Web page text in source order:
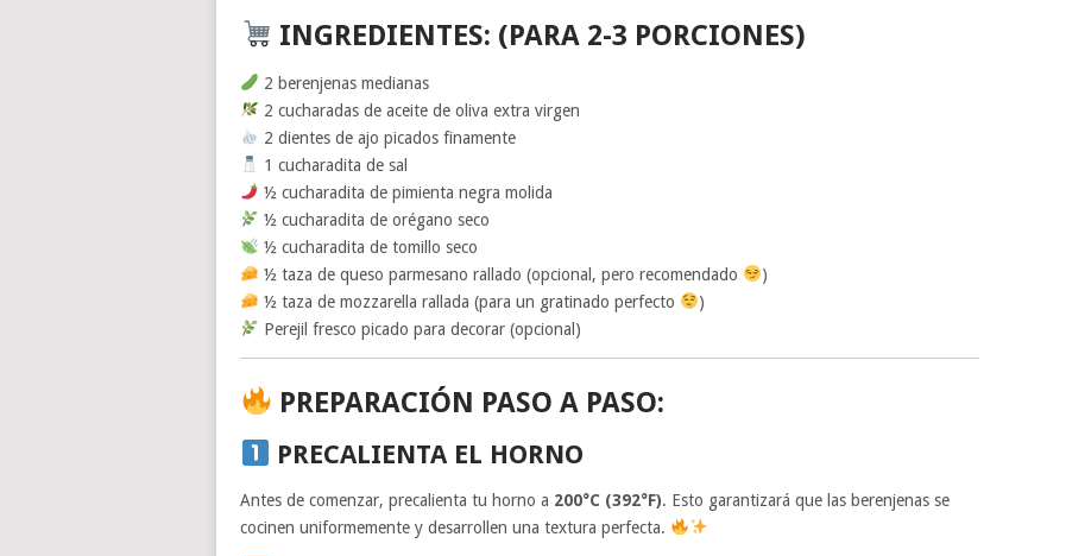
INGREDIENTES: (PARA 2-3 PORCIONES)
2 berenjenas medianas
2 cucharadas de aceite de oliva extra virgen
2 dientes de ajo picados finamente
1 cucharadita de sal
½ cucharadita de pimienta negra molida
½ cucharadita de orégano seco
½ cucharadita de tomillo seco
½ taza de queso parmesano rallado (opcional, pero recomendado
)
½ taza de mozzarella rallada (para un gratinado perfecto
)
Perejil fresco picado para decorar (opcional)
PREPARACIÓN PASO A PASO:
PRECALIENTA EL HORNO
Antes de comenzar, precalienta tu horno a 200°C (392°F). Esto garantizará que las berenjenas se
cocinen uniformemente y desarrollen una textura perfecta.